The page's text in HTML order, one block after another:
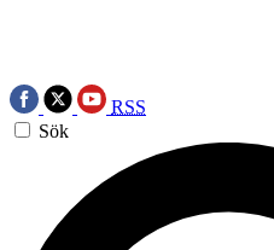
RSS
Sök